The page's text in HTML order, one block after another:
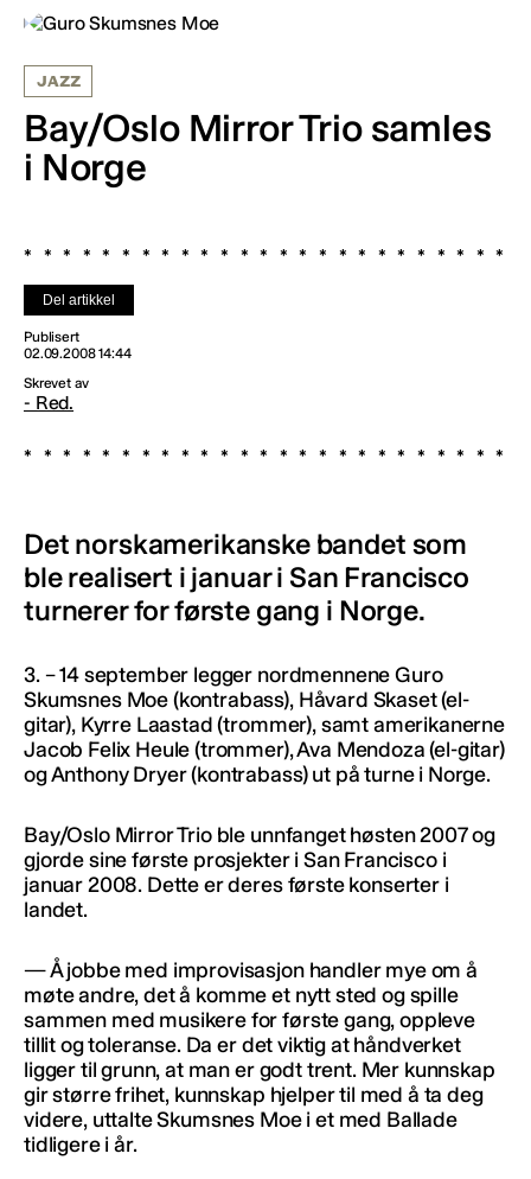
JAZZ
Bay/Oslo Mirror Trio samles
i Norge
Del artikkel
Publisert
02.09.2008 14:44
Skrevet av
- Red.
Det norskamerikanske bandet som
ble realisert i januar i San Francisco
turnerer for første gang i Norge.
3. – 14 september legger nordmennene Guro
Skumsnes Moe (kontrabass), Håvard Skaset (el-
gitar), Kyrre Laastad (trommer), samt amerikanerne
Jacob Felix Heule (trommer), Ava Mendoza (el-gitar)
og Anthony Dryer (kontrabass) ut på turne i Norge.
Bay/Oslo Mirror Trio ble unnfanget høsten 2007 og
gjorde sine første prosjekter i San Francisco i
januar 2008. Dette er deres første konserter i
landet.
— Å jobbe med improvisasjon handler mye om å
møte andre, det å komme et nytt sted og spille
sammen med musikere for første gang, oppleve
tillit og toleranse. Da er det viktig at håndverket
ligger til grunn, at man er godt trent. Mer kunnskap
gir større frihet, kunnskap hjelper til med å ta deg
videre, uttalte Skumsnes Moe i et med Ballade
tidligere i år.